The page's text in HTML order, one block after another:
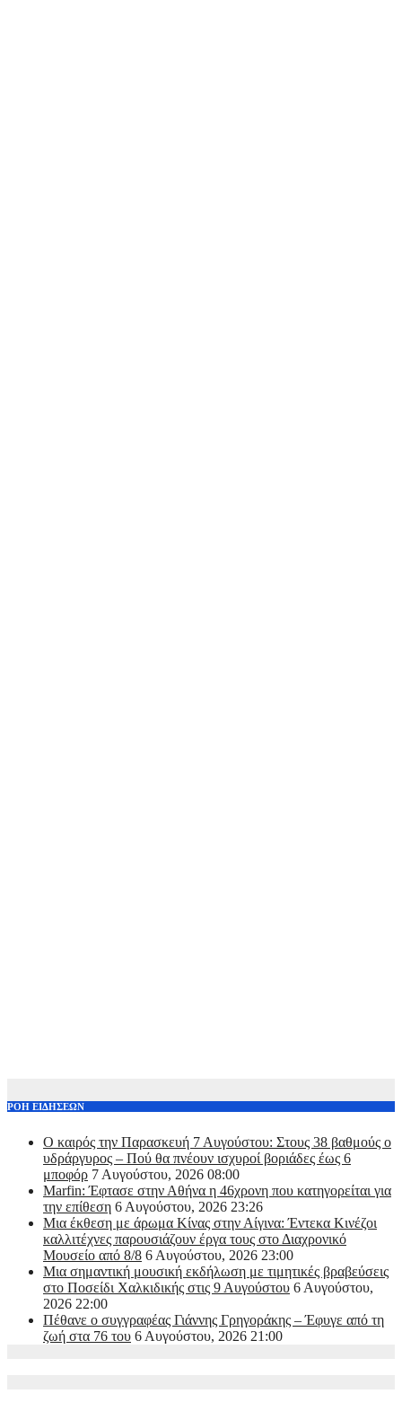
ΡΟΗ ΕΙΔΗΣΕΩΝ
Ο καιρός την Παρασκευή 7 Αυγούστου: Στους 38 βαθμούς ο
υδράργυρος – Πού θα πνέουν ισχυροί βοριάδες έως 6
μποφόρ 7 Αυγούστου, 2026 08:00
Marfin: Έφτασε στην Αθήνα η 46χρονη που κατηγορείται για
την επίθεση 6 Αυγούστου, 2026 23:26
Μια έκθεση με άρωμα Κίνας στην Αίγινα: Έντεκα Κινέζοι
καλλιτέχνες παρουσιάζουν έργα τους στο Διαχρονικό
Μουσείο από 8/8 6 Αυγούστου, 2026 23:00
Μια σημαντική μουσική εκδήλωση με τιμητικές βραβεύσεις
στο Ποσείδι Χαλκιδικής στις 9 Αυγούστου 6 Αυγούστου,
2026 22:00
Πέθανε ο συγγραφέας Γιάννης Γρηγοράκης – Έφυγε από τη
ζωή στα 76 του 6 Αυγούστου, 2026 21:00